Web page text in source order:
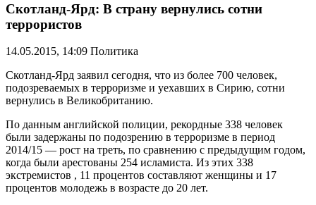
Скотланд-Ярд: В страну вернулись сотни
террористов
14.05.2015, 14:09 Политика
Скотланд-Ярд заявил сегодня, что из более 700 человек,
подозреваемых в терроризме и уехавших в Сирию, сотни
вернулись в Великобританию.
По данным английской полиции, рекордные 338 человек
были задержаны по подозрению в терроризме в период
2014/15 — рост на треть, по сравнению с предыдущим годом,
когда были арестованы 254 исламиста. Из этих 338
экстремистов , 11 процентов составляют женщины и 17
процентов молодежь в возрасте до 20 лет.